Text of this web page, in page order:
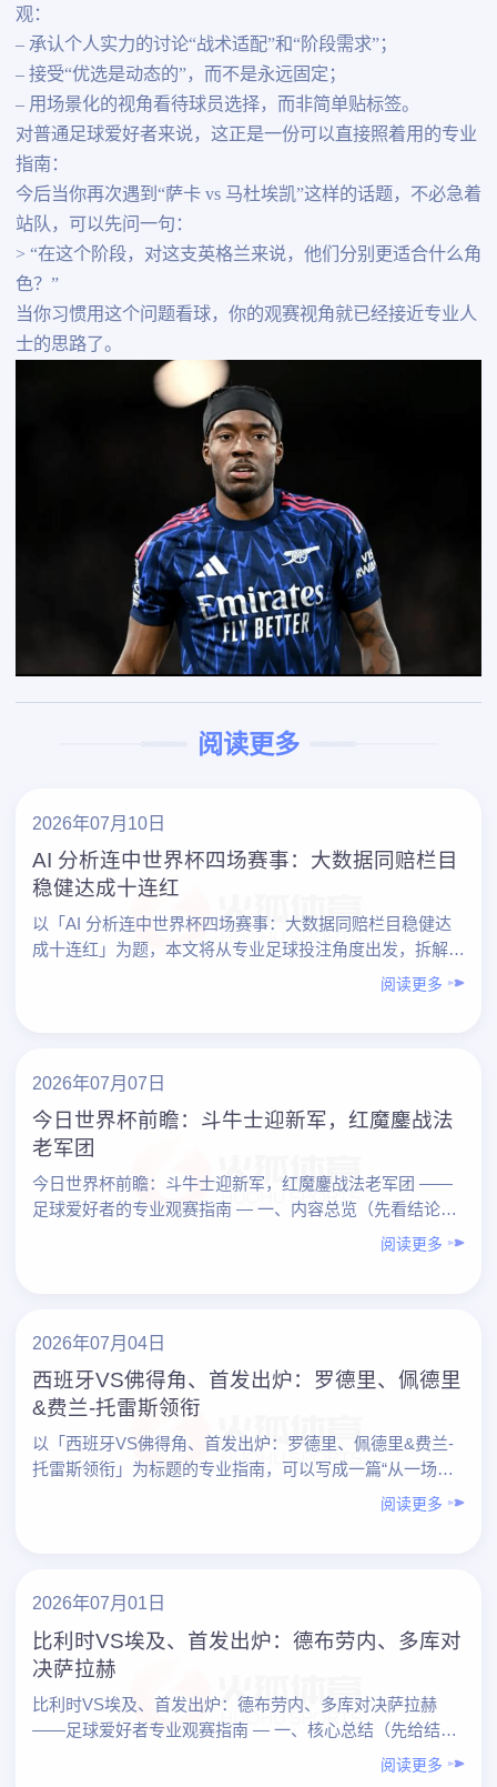
观：
– 承认个人实力的讨论“战术适配”和“阶段需求”；
– 接受“优选是动态的”，而不是永远固定；
– 用场景化的视角看待球员选择，而非简单贴标签。
对普通足球爱好者来说，这正是一份可以直接照着用的专业
指南：
今后当你再次遇到“萨卡 vs 马杜埃凯”这样的话题，不必急着
站队，可以先问一句：
> “在这个阶段，对这支英格兰来说，他们分别更适合什么角
色？”
当你习惯用这个问题看球，你的观赛视角就已经接近专业人
士的思路了。
阅读更多
2026年07月10日
AI 分析连中世界杯四场赛事：大数据同赔栏目
稳健达成十连红
以「AI 分析连中世界杯四场赛事：大数据同赔栏目稳健达
成十连红」为题，本文将从专业足球投注角度出发，拆解一
个典型案例：借助 AI 与大数据，在世界杯期间连续命中四
阅读更多
2026年07月07日
今日世界杯前瞻：斗牛士迎新军，红魔鏖战法
老军团
今日世界杯前瞻：斗牛士迎新军，红魔鏖战法老军团 ——
足球爱好者的专业观赛指南 — 一、内容总览（先看结论）
1. 今日两大焦点对决 – 斗牛士（西班牙） vs ……阅读更多
2026年07月04日
西班牙VS佛得角、首发出炉：罗德里、佩德里
&费兰-托雷斯领衔
以「西班牙VS佛得角、首发出炉：罗德里、佩德里&费兰-
托雷斯领衔」为标题的专业指南，可以写成一篇“从一场比
赛学会看球”的实战教程。下面先给出内容总览，再按要点
阅读更多
2026年07月01日
比利时VS埃及、首发出炉：德布劳内、多库对
决萨拉赫
比利时VS埃及、首发出炉：德布劳内、多库对决萨拉赫
——足球爱好者专业观赛指南 — 一、核心总结（先给结
论） 1. 观赛重点： – 比利时：德布劳内掌控节奏，……
阅读更多